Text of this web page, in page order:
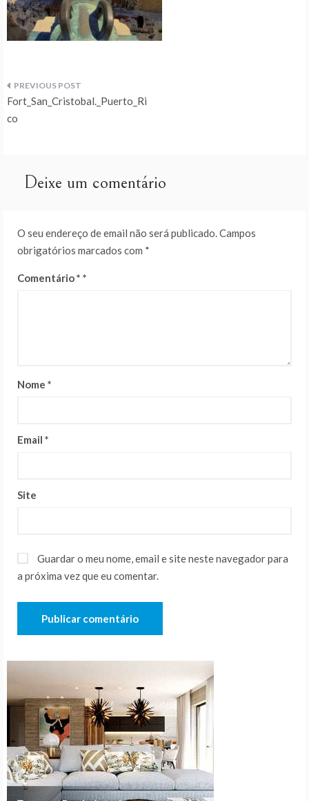
Navegação
de
Fort_San_Cristobal._Puerto_Ri
co
Deixe um comentário
O seu endereço de email não será publicado.Campos
obrigatórios marcados com *
Comentário*
Nome *
Email *
Site
Guardar o meu nome, email e site neste navegador para
a próxima vez que eu comentar.